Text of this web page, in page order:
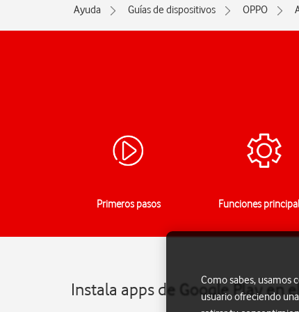
Ayuda Guías de dispositivos OPPO
Primeros pasos Funciones
Instala apps de Google Play en
Como sabes, usamos
usuario ofreciendo